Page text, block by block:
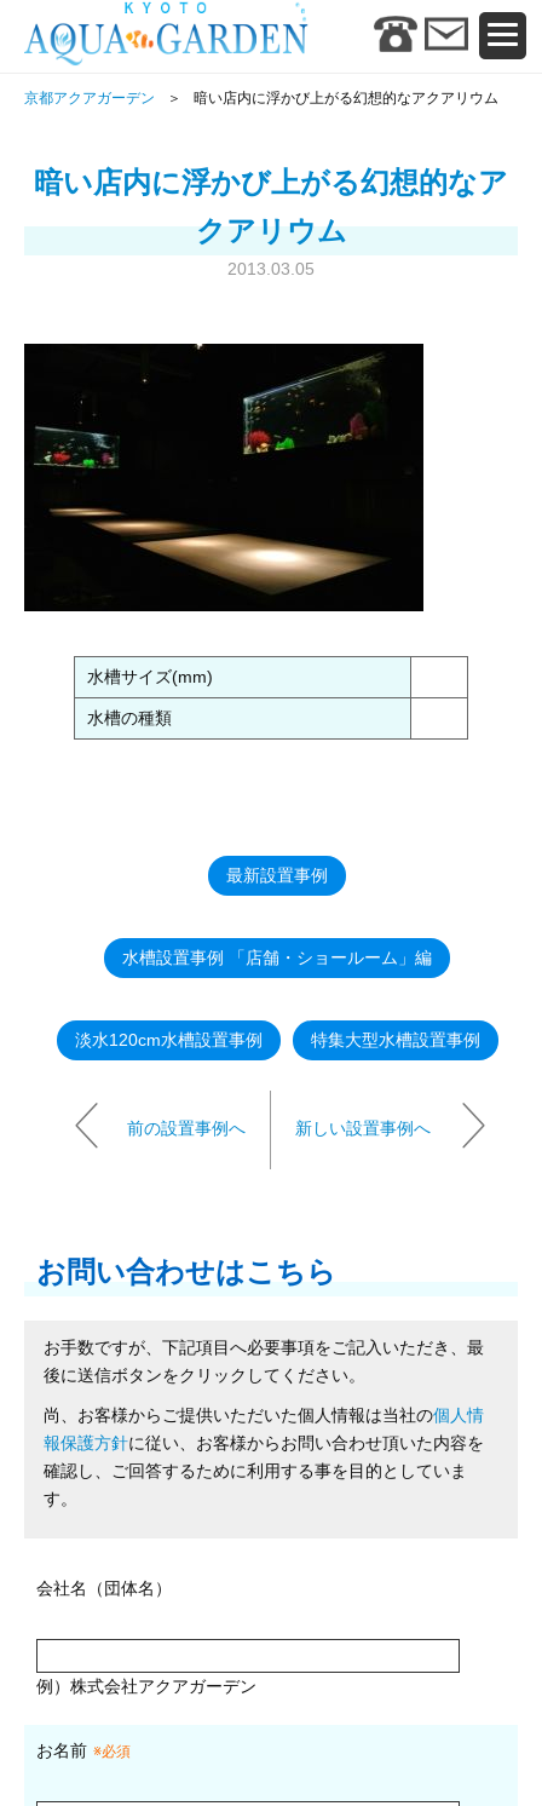
京都アクアガーデン 暗い店内に浮かび上がる幻想的なアクアリウム
暗い店内に浮かび上がる幻想的なア
クアリウム
2013.03.05
水槽サイズ(mm)
水槽の種類
最新設置事例
水槽設置事例 「店舗・ショールーム」編
淡水120cm水槽設置事例 特集大型水槽設置事例
前の設置事例へ 新しい設置事例へ
お問い合わせはこちら
お手数ですが、下記項目へ必要事項をご記入いただき、最
後に送信ボタンをクリックしてください。
尚、お客様からご提供いただいた個人情報は当社の個人情
報保護方針に従い、お客様からお問い合わせ頂いた内容を
確認し、ご回答するために利用する事を目的としていま
す。
会社名（団体名）
例）株式会社アクアガーデン
お名前 ※必須